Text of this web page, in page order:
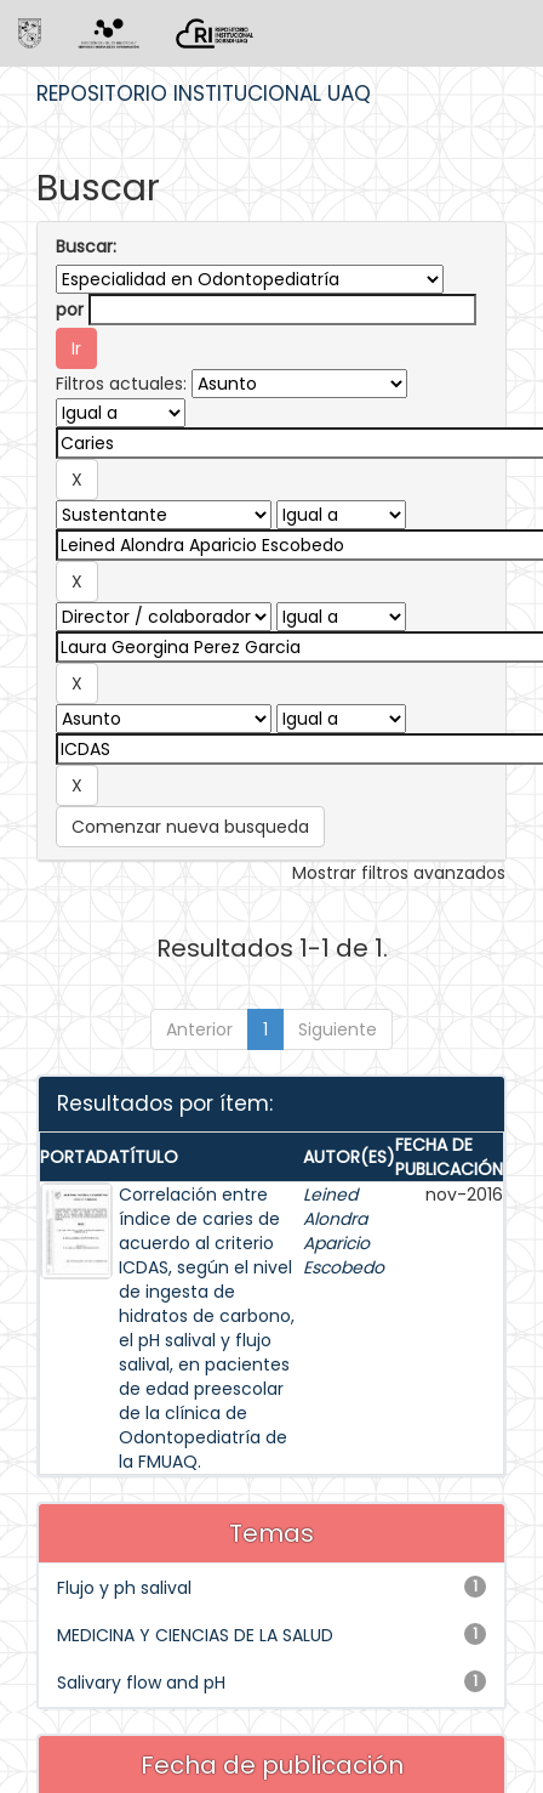
REPOSITORIO INSTITUCIONAL UAQ
Buscar
Buscar:
por
Filtros actuales:
Comenzar nueva busqueda
Mostrar filtros avanzados
Resultados 1-1 de 1.
Anterior 1 Siguiente
Resultados por ítem:
PORTADATÍTULO AUTOR(ES)FECHA DE
PUBLICACIÓN
Correlación entre
índice de caries de
acuerdo al criterio
ICDAS, según el nivel
de ingesta de
hidratos de carbono,
el pH salival y flujo
salival, en pacientes
de edad preescolar
de la clínica de
Odontopediatría de
la FMUAQ.
Leined
Alondra
Aparicio
Escobedo
nov-2016
Temas
1
Flujo y ph salival
1
MEDICINA Y CIENCIAS DE LA SALUD
1
Salivary flow and pH
Fecha de publicación